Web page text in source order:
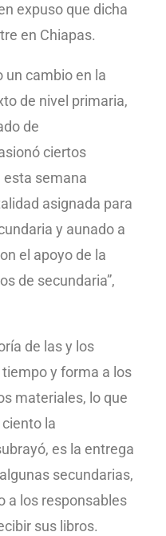
expuso que dicha
en Chiapas.
un cambio en la
de nivel primaria,
de
ciertos
esta semana
asignada para
y aunado a
el apoyo de la
de secundaria”,
de las y los
y forma a los
materiales, lo que
la
es la entrega
secundarias,
a los responsables
sus libros.